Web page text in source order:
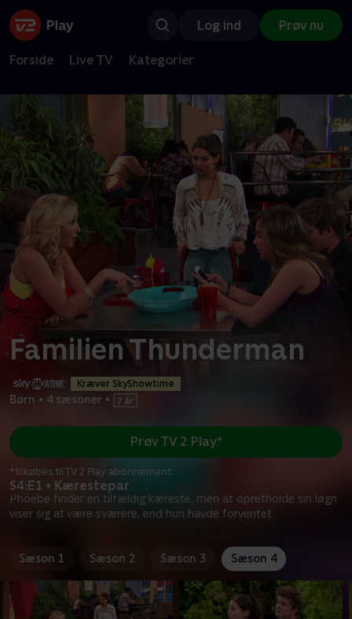
Log ind Prøv nu
Forside Live TV Kategorier
Familien Thunderman
Kræver SkyShowtime
Børn • 4 sæsoner •
S4:E1 • Kærestepar
Phoebe finder en tilfældig kæreste, men at opretholde sin løgn
viser sig at være sværere, end hun havde forventet.
Prøv TV 2 Play*
*tilkøbes til TV 2 Play abonnement
Sæson 1 Sæson 2 Sæson 3 Sæson 4